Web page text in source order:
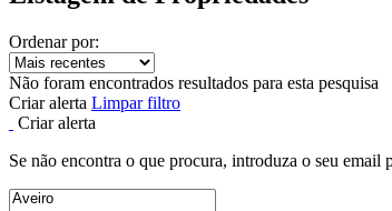
Ordenar por:
Não foram encontrados resultados para esta pesquisa
Criar alerta Limpar filtro
Criar alerta
Se não encontra o que procura, introduza o seu email